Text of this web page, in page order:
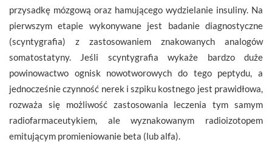
przysadkę mózgową oraz hamującego wydzielanie insuliny. Na
pierwszym etapie wykonywane jest badanie diagnostyczne
(scyntygrafia) z zastosowaniem znakowanych analogów
somatostatyny. Jeśli scyntygrafia wykaże bardzo duże
powinowactwo ognisk nowotworowych do tego peptydu, a
jednocześnie czynność nerek i szpiku kostnego jest prawidłowa,
rozważa się możliwość zastosowania leczenia tym samym
radiofarmaceutykiem, ale wyznakowanym radioizotopem
emitującym promieniowanie beta (lub alfa).